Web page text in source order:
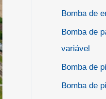
Bomba de
Bomba de
variável
Bomba de
Bomba de